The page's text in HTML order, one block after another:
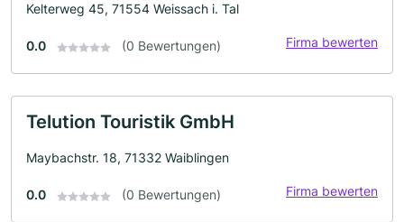
Kelterweg 45, 71554 Weissach i. Tal
0.0 (0 Bewertungen) Firma bewerten
Telution Touristik GmbH
Maybachstr. 18, 71332 Waiblingen
0.0 (0 Bewertungen) Firma bewerten